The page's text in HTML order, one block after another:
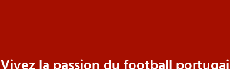
Vivez la passion du football